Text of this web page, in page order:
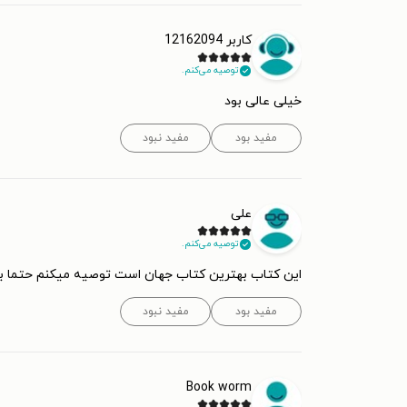
کاربر 12162094
توصیه می‌کنم.
خیلی عالی بود
مفید بود مفید نبود
علی
توصیه می‌کنم.
این کتاب بهترین کتاب جهان است توصیه میکنم حتما
مفید بود مفید نبود
Book worm